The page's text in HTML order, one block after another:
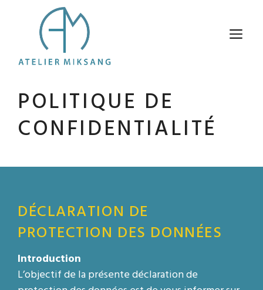
POLITIQUE DE
CONFIDENTIALITÉ
DÉCLARATION DE
PROTECTION DES DONNÉES
Introduction
L’objectif de la présente déclaration de